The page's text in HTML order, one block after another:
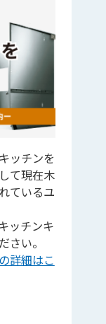
ッチンを
て現在木
ているユ
ッチンキ
さい。
詳細はこ